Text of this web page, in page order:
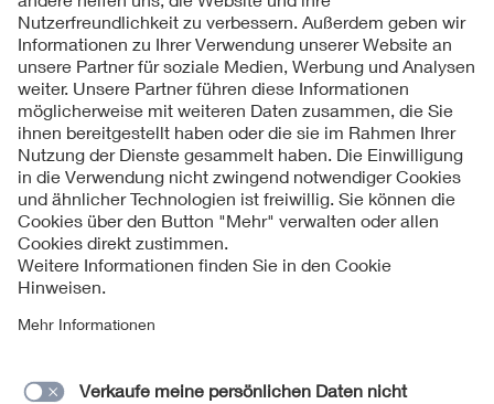
Kontakte
Service
Impressum
Datenschutzinformationen
Cookie Hinweise